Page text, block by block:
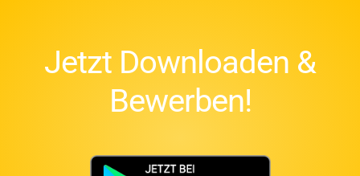
Jetzt Downloaden &
Bewerben!